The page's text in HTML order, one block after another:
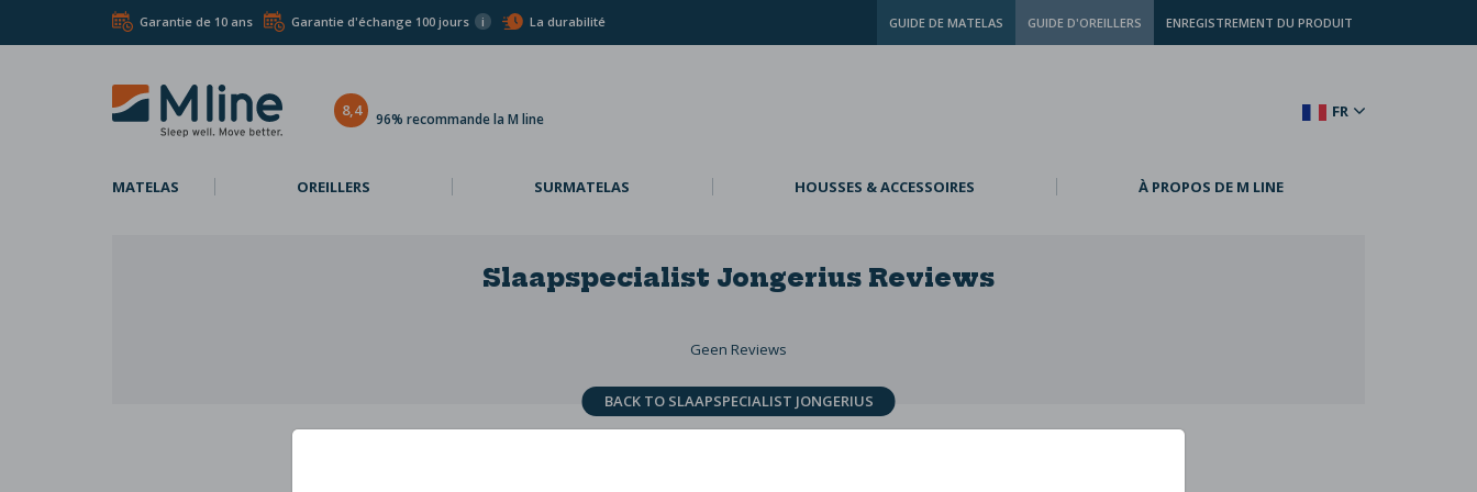
Garantie de 10 ans Garantie d'échange 100 jours i La durabilité GUIDE DE MATELAS GUIDE D'OREILLERS ENREGISTREMENT DU PRODUIT
8,4 96% recommande la M line FR
MATELAS OREILLERS SURMATELAS HOUSSES & ACCESSOIRES À PROPOS DE M LINE
Slaapspecialist Jongerius Reviews
Geen Reviews
BACK TO SLAAPSPECIALIST JONGERIUS